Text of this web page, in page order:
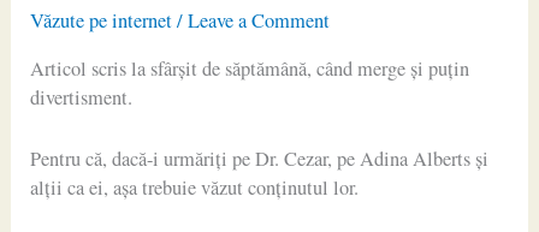
Văzute pe internet/Leave a Comment
Articol scris la sfârșit de săptămână, când merge și puțin
divertisment.
Pentru că, dacă-i urmăriți pe Dr. Cezar, pe Adina Alberts și
alții ca ei, așa trebuie văzut conținutul lor.